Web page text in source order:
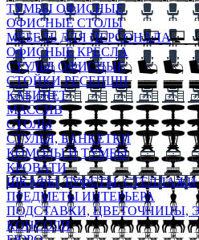
ТУМБЫ ОФИСНЫЕ
ОФИСНЫЕ СТОЛЫ
МЕБЕЛЬ ДЛЯ ПЕРСОНАЛА
ОФИСНЫЕ КРЕСЛА
СТУЛЬЯ ОФИСНЫЕ
СТОЙКИ РЕСЕПШН
КАБИНЕТ
МАССИВ
СТОЛЫ
СТУЛЬЯ, БАНКЕТКИ
КОМОДЫ И ТУМБЫ
КРОВАТИ
ШКАФЫ, БУФЕТЫ, СТЕЛЛАЖИ
ПРЕДМЕТЫ ИНТЕРЬЕРА
ПОДСТАВКИ, ЦВЕТОЧНИЦЫ,
КОНСОЛИ